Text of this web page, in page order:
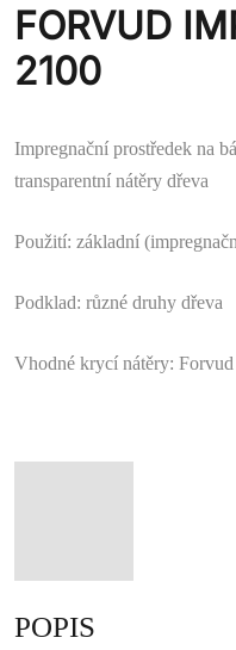
FORVUD
2100
Impregnační prostředek na
transparentní nátěry dřeva
Použití: základní
Podklad: různé druhy dřeva
Vhodné krycí nátěry:
POPIS